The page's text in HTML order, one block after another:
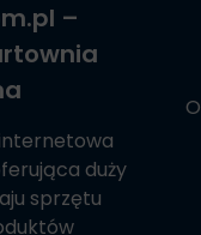
–
duży
sprzętu